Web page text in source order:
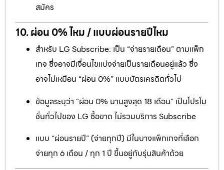
สมัคร
10. ผ่อน 0% ไหม / แบบผ่อนรายปีไหม
สำหรับ LG Subscribe: เป็น “จ่ายรายเดือน” ตามแพ็ก
เกจ ซึ่งอาจมีเงื่อนไขแบ่งจ่ายเป็นรายเดือนอยู่แล้ว ซึ่ง
อาจไม่เหมือน “ผ่อน 0%” แบบบัตรเครดิตทั่วไป
ข้อมูลระบุว่า “ผ่อน 0% นานสูงสุด 18 เดือน” เป็นโปรโม
ชั่นทั่วไปของ LG ซื้อขาด ไม่รวมบริการ Subscribe
แบบ “ผ่อนรายปี” (จ่ายทุกปี) มีในบางแพ็กเกจที่เลือก
จ่ายทุก 6 เดือน / ทุก 1 ปี ขึ้นอยู่กับรุ่นสินค้าด้วย